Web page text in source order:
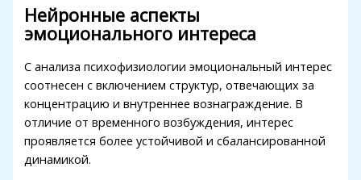
Hacklink panel
Hacklink panel
Hacklink panel
Hacklink panel
Hacklink panel
Hacklink panel
Нейронные аспекты
эмоционального интереса
С анализа психофизиологии эмоциональный интерес
соотнесен с включением структур, отвечающих за
концентрацию и внутреннее вознаграждение. В
отличие от временного возбуждения, интерес
проявляется более устойчивой и сбалансированной
динамикой.